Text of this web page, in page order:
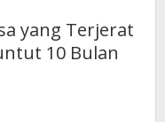
yang Terjerat
10 Bulan